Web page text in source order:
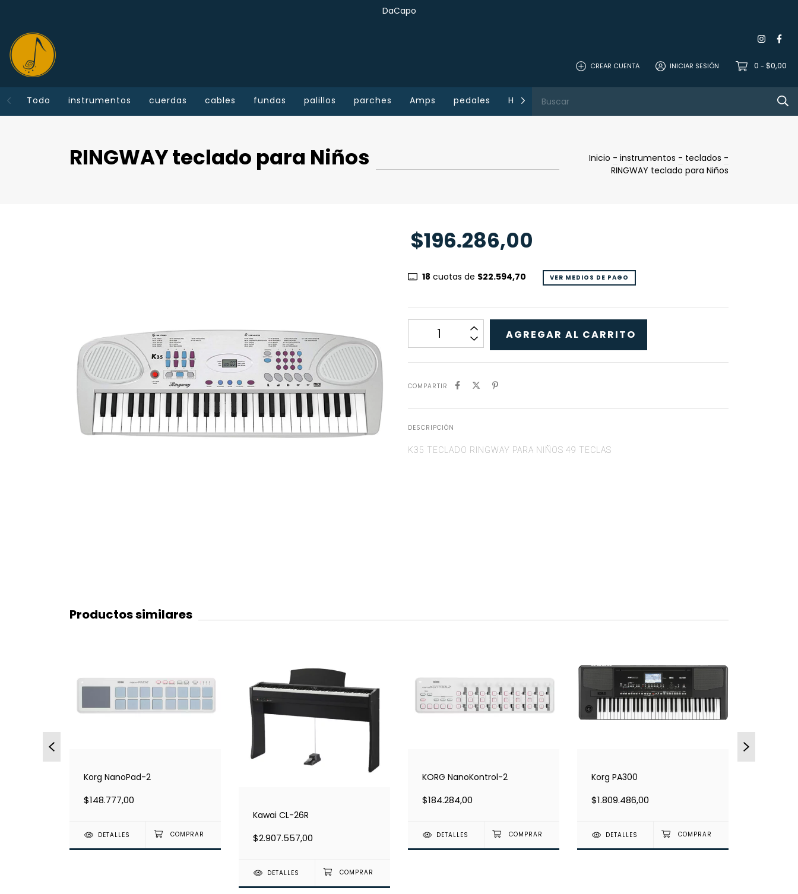
DaCapo
CREAR CUENTA INICIAR SESIÓN 0 - $0,00
Todo instrumentos cuerdas cables fundas palillos parches Amps pedales Home Studio
RINGWAY teclado para Niños Inicio - instrumentos - teclados -
RINGWAY teclado para Niños
$196.286,00
18 cuotas de $22.594,70 VER MEDIOS DE PAGO
COMPARTIR
DESCRIPCIÓN
K35 TECLADO RINGWAY PARA NIÑOS 49 TECLAS
Productos similares
Korg NanoPad-2
$148.777,00
DETALLES
Kawai CL-26R
$2.907.557,00
DETALLES
KORG NanoKontrol-2
$184.284,00
DETALLES
Korg PA300
$1.809.486,00
DETALLES